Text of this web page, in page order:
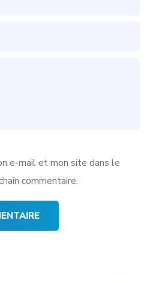
e-mail et mon site dans le
commentaire.